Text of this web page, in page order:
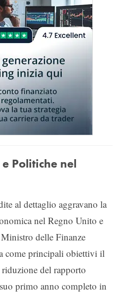
Politiche nel
al dettaglio aggravano la
nel Regno Unito e
delle Finanze
come principali obiettivi il
del rapporto
primo anno completo in